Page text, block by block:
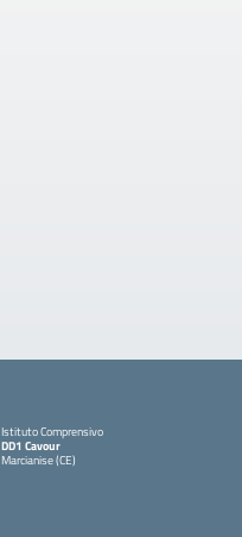
Istituto Comprensivo
DD1 Cavour
Marcianise (CE)